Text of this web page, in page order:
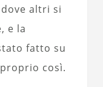
altri si
e la
fatto su
così.